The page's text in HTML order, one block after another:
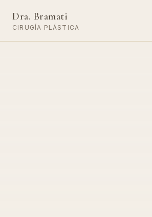
Dra. Bramati
CIRUGÍA PLÁSTICA